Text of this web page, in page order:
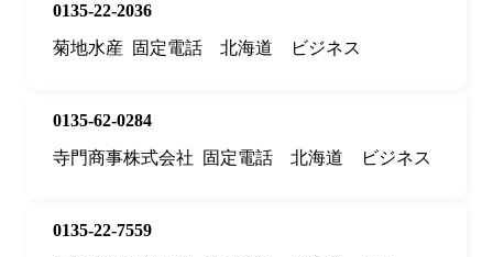
0135-22-2036
菊地水産 固定電話 北海道 ビジネス
0135-62-0284
寺門商事株式会社
固定電話 北海道 ビジネス
0135-22-7559